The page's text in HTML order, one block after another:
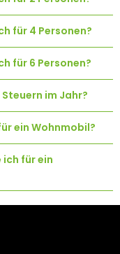
für 4 Personen?
für 6 Personen?
im Jahr?
ein Wohnmobil?
für ein